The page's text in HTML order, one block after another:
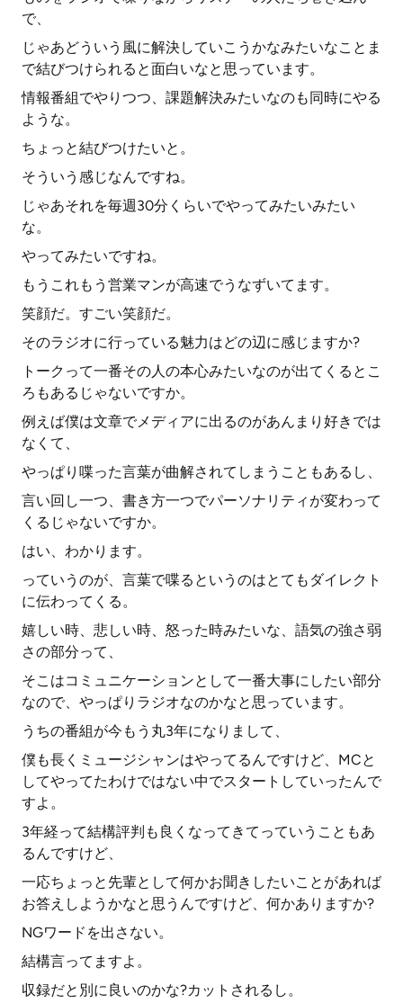
で、
じゃあどういう風に解決していこうかなみたいなことま
で結びつけられると面白いなと思っています。
情報番組でやりつつ、課題解決みたいなのも同時にやる
ような。
ちょっと結びつけたいと。
そういう感じなんですね。
じゃあそれを毎週30分くらいでやってみたいみたい
な。
やってみたいですね。
もうこれもう営業マンが高速でうなずいてます。
笑顔だ。すごい笑顔だ。
そのラジオに行っている魅力はどの辺に感じますか?
トークって一番その人の本心みたいなのが出てくるとこ
ろもあるじゃないですか。
例えば僕は文章でメディアに出るのがあんまり好きでは
なくて、
やっぱり喋った言葉が曲解されてしまうこともあるし、
言い回し一つ、書き方一つでパーソナリティが変わって
くるじゃないですか。
はい、わかります。
っていうのが、言葉で喋るというのはとてもダイレクト
に伝わってくる。
嬉しい時、悲しい時、怒った時みたいな、語気の強さ弱
さの部分って、
そこはコミュニケーションとして一番大事にしたい部分
なので、やっぱりラジオなのかなと思っています。
うちの番組が今もう丸3年になりまして、
僕も長くミュージシャンはやってるんですけど、MCと
してやってたわけではない中でスタートしていったんで
すよ。
3年経って結構評判も良くなってきてっていうこともあ
るんですけど、
一応ちょっと先輩として何かお聞きしたいことがあれば
お答えしようかなと思うんですけど、何かありますか?
NGワードを出さない。
結構言ってますよ。
収録だと別に良いのかな?カットされるし。